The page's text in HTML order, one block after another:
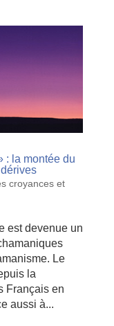
: la montée du
croyances et
est devenue un
Le
la
Français en
aussi à...